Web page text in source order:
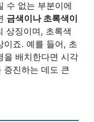
수 없는 부분이에
금색이나 초록색이
상징이며, 초록색
이죠. 예를 들어, 초
을 배치한다면 시각
증진하는 데도 큰